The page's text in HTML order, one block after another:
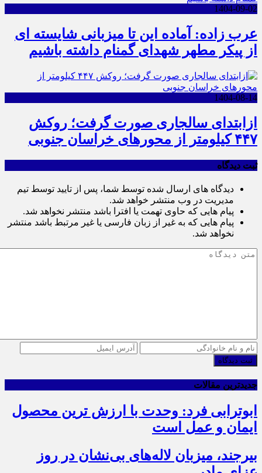
1404-09-02
عرب زاده: آماده این تا میزبانی شایسته ای
از پیکر مطهر شهدای گمنام داشته باشیم
1404-08-14
ازابتدای سالجاری صورت گرفت؛ روکش
۴۴۷ کیلومتر از محورهای خراسان جنوبی
ثبت دیدگاه
دیدگاه های ارسال شده توسط شما، پس از تایید توسط تیم
مدیریت در وب منتشر خواهد شد.
پیام هایی که حاوی تهمت یا افترا باشد منتشر نخواهد شد.
پیام هایی که به غیر از زبان فارسی یا غیر مرتبط باشد منتشر
نخواهد شد.
ثبت دیدگاه
جدیدترین مقالات
ابوترابی فرد: وحدت با ارزش ترین محصول
ایمان و عمل است
بیرجند، میزبان لاله‌های بی‌نشان در روز